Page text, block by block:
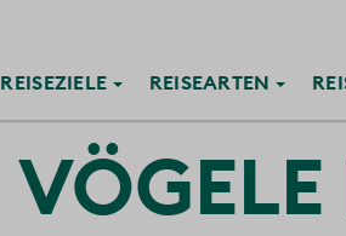
REISEZIELE REISEARTEN
VÖGELE